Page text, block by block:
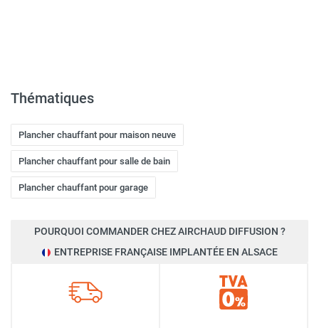
Thématiques
Plancher chauffant pour maison neuve
Plancher chauffant pour salle de bain
Plancher chauffant pour garage
POURQUOI COMMANDER CHEZ AIRCHAUD DIFFUSION ?
ENTREPRISE FRANÇAISE IMPLANTÉE EN ALSACE